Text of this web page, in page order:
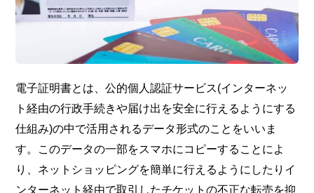
電子証明書とは、公的個人認証サービス(インターネッ
ト経由の行政手続きや届け出を安全に行えるようにする
仕組み)の中で活用されるデータ形式のことをいいま
す。このデータの一部をスマホにコピーすることによ
り、ネットショッピングを簡単に行えるようにしたりイ
ンターネット経由で取引したチケットの不正な転売を抑